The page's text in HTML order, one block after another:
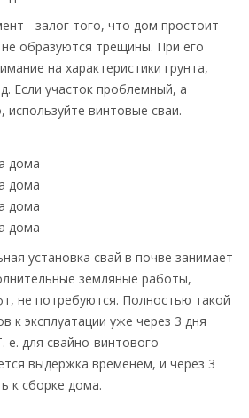
- залог того, что дом простоит
образуются трещины. При его
на характеристики грунта,
Если участок проблемный, а
используйте винтовые сваи.
установка свай в почве занимает
земляные работы,
не потребуются. Полностью такой
к эксплуатации уже через 3 дня
е. для свайно-винтового
выдержка временем, и через 3
к сборке дома.